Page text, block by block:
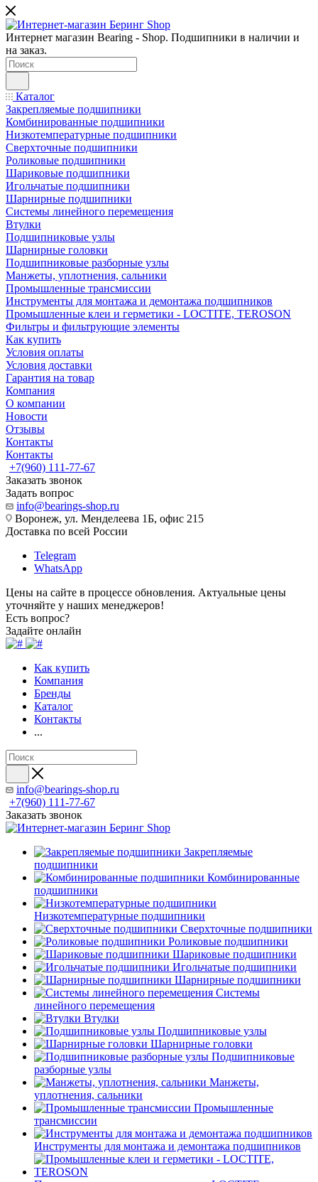
Интернет магазин Bearing - Shop. Подшипники в наличии и
на заказ.
Каталог
Закрепляемые подшипники
Комбинированные подшипники
Низкотемпературные подшипники
Сверхточные подшипники
Роликовые подшипники
Шариковые подшипники
Игольчатые подшипники
Шарнирные подшипники
Системы линейного перемещения
Втулки
Подшипниковые узлы
Шарнирные головки
Подшипниковые разборные узлы
Манжеты, уплотнения, сальники
Промышленные трансмиссии
Инструменты для монтажа и демонтажа подшипников
Промышленные клеи и герметики - LOCTITE, TEROSON
Фильтры и фильтрующие элементы
Как купить
Условия оплаты
Условия доставки
Гарантия на товар
Компания
О компании
Новости
Отзывы
Контакты
Контакты
+7(960) 111-77-67
Заказать звонок
Задать вопрос
info@bearings-shop.ru
Воронеж, ул. Менделеева 1Б, офис 215
Доставка по всей России
Telegram
WhatsApp
Цены на сайте в процессе обновления. Актуальные цены
уточняйте у наших менеджеров!
Есть вопрос?
Задайте онлайн
Как купить
Компания
Бренды
Каталог
Контакты
...
info@bearings-shop.ru
+7(960) 111-77-67
Заказать звонок
Закрепляемые
подшипники
Комбинированные
подшипники
Низкотемпературные подшипники
Сверхточные подшипники
Роликовые подшипники
Шариковые подшипники
Игольчатые подшипники
Шарнирные подшипники
Системы
линейного перемещения
Втулки
Подшипниковые узлы
Шарнирные головки
Подшипниковые
разборные узлы
Манжеты,
уплотнения, сальники
Промышленные
трансмиссии
Инструменты для монтажа и демонтажа подшипников